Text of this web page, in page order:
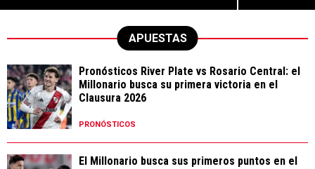
APUESTAS
Pronósticos River Plate vs Rosario Central: el
Millonario busca su primera victoria en el
Clausura 2026
PRONÓSTICOS
El Millonario busca sus primeros puntos en el